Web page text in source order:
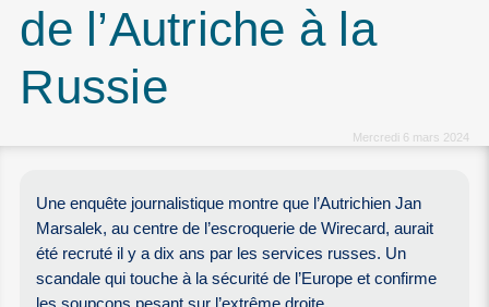
de l’Autriche à la
Russie
Mercredi 6 mars 2024
Une enquête journalistique montre que l’Autrichien Jan
Marsalek, au centre de l’escroquerie de Wirecard, aurait
été recruté il y a dix ans par les services russes. Un
scandale qui touche à la sécurité de l’Europe et confirme
les soupçons pesant sur l’extrême droite.